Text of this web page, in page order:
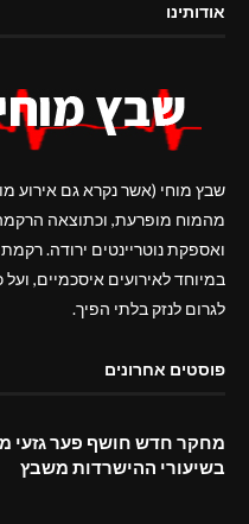
אודותינו
שבץ מוחי (אשר נקרא גם אירוע
מהמוח מופרעת, וכתוצאה
ואספקת נוטריינטים ירודה.
במיוחד לאירועים איסכמיים,
לגרום לנזק בלתי הפיך.
פוסטים אחרונים
מחקר חדש חושף פער גזעי
בשיעורי ההישרדות משבץ